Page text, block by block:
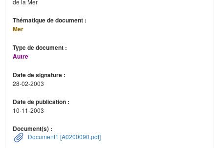
de la Mer
Thématique de document :
Mer
Type de document :
Autre
Date de signature :
28-02-2003
Date de publication :
10-11-2003
Document(s) :
Document1 [A0200090.pdf]